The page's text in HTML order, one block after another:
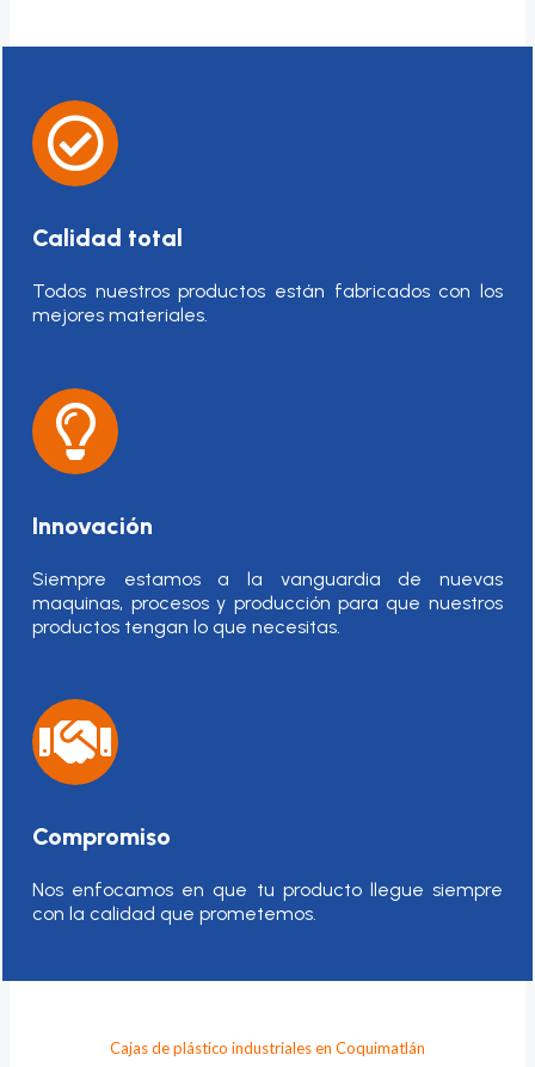
Calidad total
Todos nuestros productos están fabricados con los
mejores materiales.
Innovación
Siempre estamos a la vanguardia de nuevas
maquinas, procesos y producción para que nuestros
productos tengan lo que necesitas.
Compromiso
Nos enfocamos en que tu producto llegue siempre
con la calidad que prometemos.
Cajas de plástico industriales en Coquimatlán